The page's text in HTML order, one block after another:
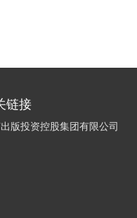
链接
版投资控股集团有限公司